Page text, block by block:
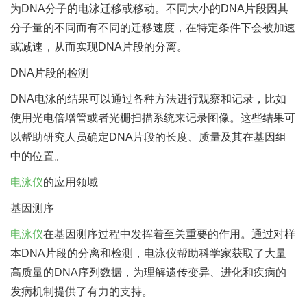
为DNA分子的电泳迁移或移动。不同大小的DNA片段因其
分子量的不同而有不同的迁移速度，在特定条件下会被加速
或减速，从而实现DNA片段的分离。
DNA片段的检测
DNA电泳的结果可以通过各种方法进行观察和记录，比如
使用光电倍增管或者光栅扫描系统来记录图像。这些结果可
以帮助研究人员确定DNA片段的长度、质量及其在基因组
中的位置。
电泳仪的应用领域
基因测序
电泳仪在基因测序过程中发挥着至关重要的作用。通过对样
本DNA片段的分离和检测，电泳仪帮助科学家获取了大量
高质量的DNA序列数据，为理解遗传变异、进化和疾病的
发病机制提供了有力的支持。